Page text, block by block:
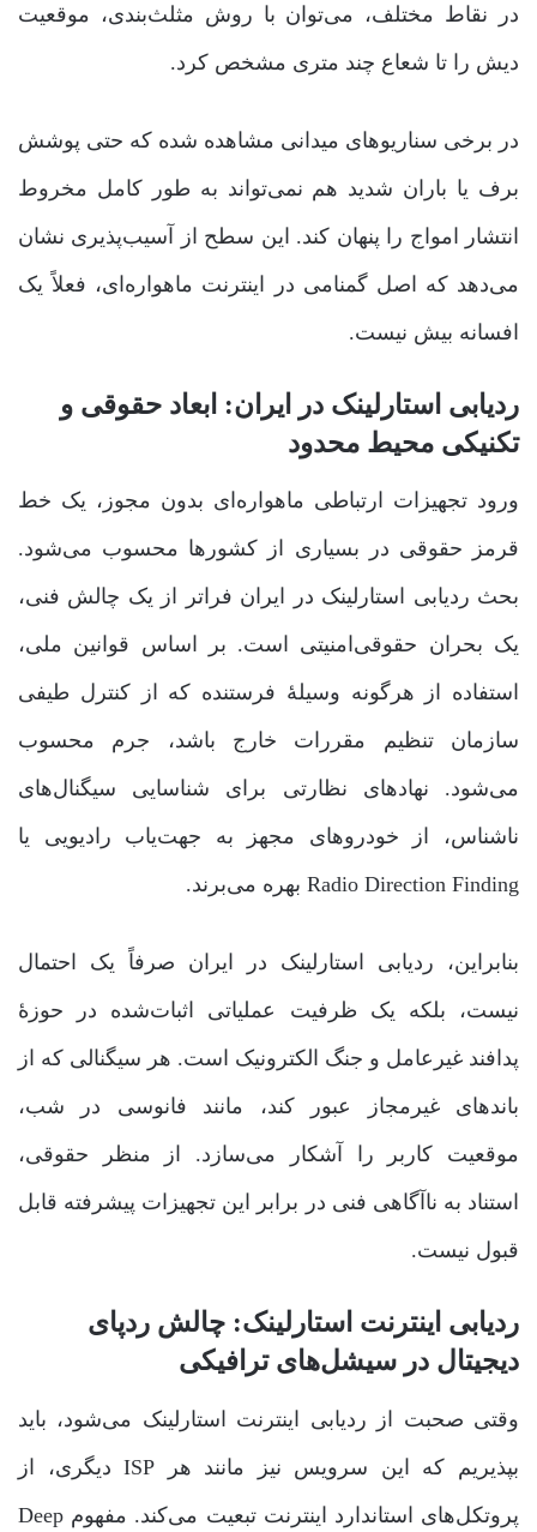
در نقاط مختلف، می‌توان با روش مثلث‌بندی، موقعیت
دیش را تا شعاع چند متری مشخص کرد.
در برخی سناریوهای میدانی مشاهده شده که حتی پوشش
برف یا باران شدید هم نمی‌تواند به طور کامل مخروط
انتشار امواج را پنهان کند. این سطح از آسیب‌پذیری نشان
می‌دهد که اصل گمنامی در اینترنت ماهواره‌ای، فعلاً یک
افسانه بیش نیست.
ردیابی استارلینک در ایران: ابعاد حقوقی و
تکنیکی محیط محدود
ورود تجهیزات ارتباطی ماهواره‌ای بدون مجوز، یک خط
قرمز حقوقی در بسیاری از کشورها محسوب می‌شود.
بحث ردیابی استارلینک در ایران فراتر از یک چالش فنی،
یک بحران حقوقی‌امنیتی است. بر اساس قوانین ملی،
استفاده از هرگونه وسیلۀ فرستنده که از کنترل طیفی
سازمان تنظیم مقررات خارج باشد، جرم محسوب
می‌شود. نهادهای نظارتی برای شناسایی سیگنال‌های
ناشناس، از خودروهای مجهز به جهت‌یاب رادیویی یا
Radio Direction Finding بهره می‌برند.
بنابراین، ردیابی استارلینک در ایران صرفاً یک احتمال
نیست، بلکه یک ظرفیت عملیاتی اثبات‌شده در حوزۀ
پدافند غیرعامل و جنگ الکترونیک است. هر سیگنالی که از
باندهای غیرمجاز عبور کند، مانند فانوسی در شب،
موقعیت کاربر را آشکار می‌سازد. از منظر حقوقی،
استناد به ناآگاهی فنی در برابر این تجهیزات پیشرفته قابل
قبول نیست.
ردیابی اینترنت استارلینک: چالش ردپای
دیجیتال در سیشل‌های ترافیکی
وقتی صحبت از ردیابی اینترنت استارلینک می‌شود، باید
بپذیریم که این سرویس نیز مانند هر ISP دیگری، از
پروتکل‌های استاندارد اینترنت تبعیت می‌کند. مفهوم Deep